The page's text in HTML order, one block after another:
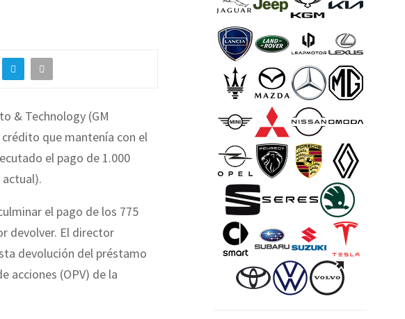
& Technology (GM
que mantenía con el
el pago de 1.000
el pago de los 775
devolver. El director
devolución del préstamo
acciones (OPV) de la